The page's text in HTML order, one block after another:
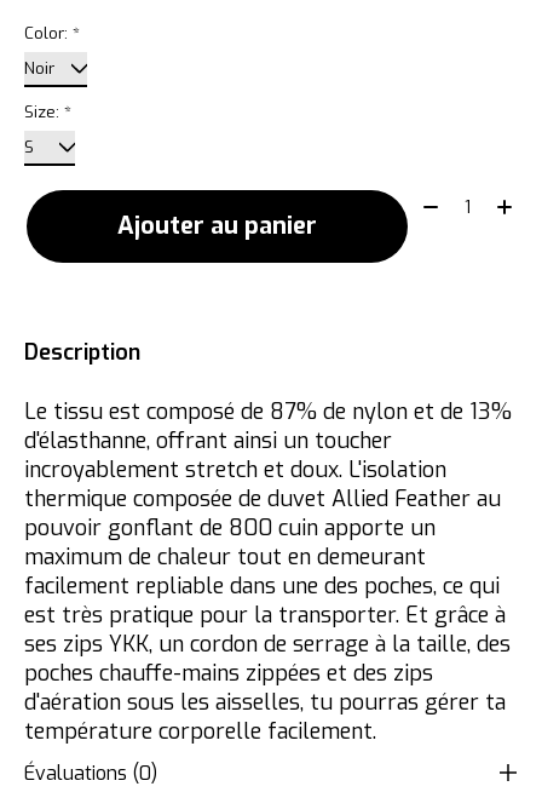
Color: *
Size: *
Ajouter au panier
Quantité:
Description
Le tissu est composé de 87% de nylon et de 13%
d'élasthanne, offrant ainsi un toucher
incroyablement stretch et doux. L'isolation
thermique composée de duvet Allied Feather au
pouvoir gonflant de 800 cuin apporte un
maximum de chaleur tout en demeurant
facilement repliable dans une des poches, ce qui
est très pratique pour la transporter. Et grâce à
ses zips YKK, un cordon de serrage à la taille, des
poches chauffe-mains zippées et des zips
d'aération sous les aisselles, tu pourras gérer ta
température corporelle facilement.
Évaluations (0)